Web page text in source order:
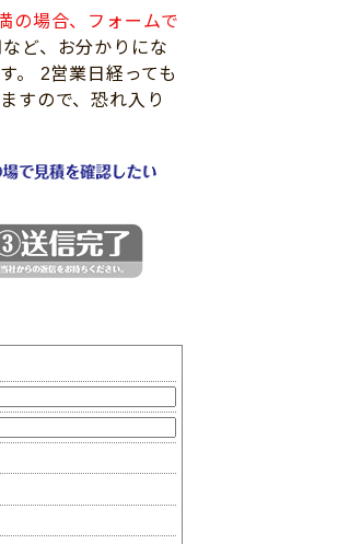
の場合、フォームで
ど、お分かりにな
。 2営業日経っても
すので、恐れ入り